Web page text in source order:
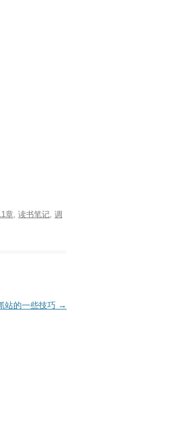
章, 读书笔记, 调
站的一些技巧 →